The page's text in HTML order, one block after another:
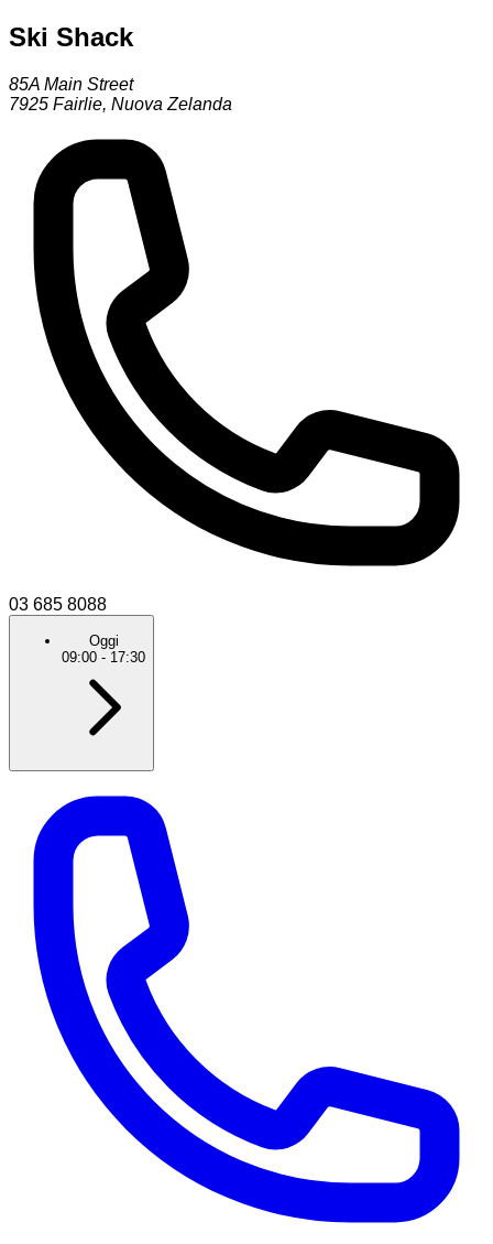
Ski Shack
85A Main Street
7925 Fairlie, Nuova Zelanda
03 685 8088
Oggi
09:00 - 17:30